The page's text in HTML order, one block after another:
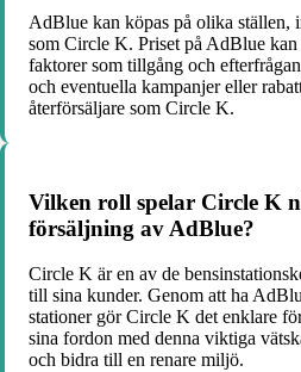
AdBlue kan köpas på olika ställen,
som Circle K. Priset på AdBlue kan
faktorer som tillgång och
och eventuella kampanjer eller
återförsäljare som Circle K.
Vilken roll spelar Circle K
försäljning av AdBlue?
Circle K är en av de
till sina kunder. Genom att ha
stationer gör Circle K det enklare
sina fordon med denna viktiga
och bidra till en renare miljö.